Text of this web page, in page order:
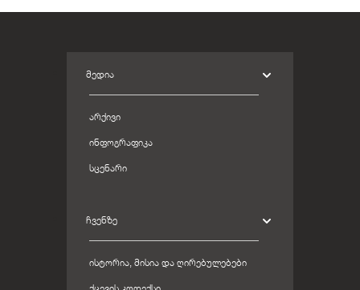
ᲛᲔᲓᲘᲐ
ᲐᲠᲥᲘᲕᲘ
ᲘᲜᲤᲝᲒᲠᲐᲤᲘᲙᲐ
ᲡᲪᲔᲜᲐᲠᲘ
ᲩᲕᲔᲜᲖᲔ
ᲘᲡᲢᲝᲠᲘᲐ, ᲛᲘᲡᲘᲐ ᲓᲐ ᲦᲘᲠᲔᲑᲣᲚᲔᲑᲔᲑᲘ